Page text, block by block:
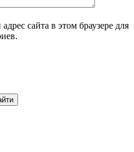
сайта в этом браузере для